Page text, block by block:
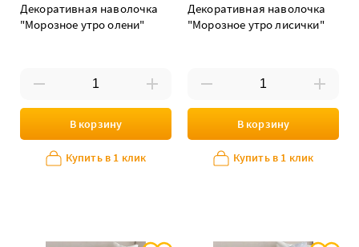
Декоративная наволочка
"Морозное утро олени"
В корзину
Купить в 1 клик
Декоративная наволочка
"Морозное утро лисички"
В корзину
Купить в 1 клик